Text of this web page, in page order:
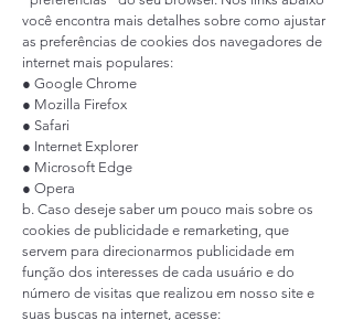
você encontra mais detalhes sobre como ajustar
as preferências de cookies dos navegadores de
internet mais populares:
● Google Chrome
● Mozilla Firefox
● Safari
● Internet Explorer
● Microsoft Edge
● Opera
b. Caso deseje saber um pouco mais sobre os
cookies de publicidade e remarketing, que
servem para direcionarmos publicidade em
função dos interesses de cada usuário e do
número de visitas que realizou em nosso site e
suas buscas na internet, acesse: